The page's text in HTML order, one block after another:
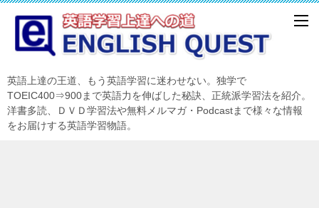
英語上達の王道、もう英語学習に迷わせない。独学で
TOEIC400⇒900まで英語力を伸ばした秘訣、正統派学習法を紹介。
洋書多読、ＤＶＤ学習法や無料メルマガ・Podcastまで様々な情報
をお届けする英語学習物語。